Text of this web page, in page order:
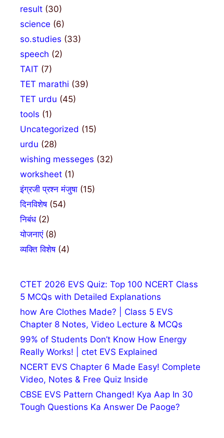
result (30)
science (6)
so.studies (33)
speech (2)
TAIT (7)
TET marathi (39)
TET urdu (45)
tools (1)
Uncategorized (15)
urdu (28)
wishing messeges (32)
worksheet (1)
इंग्रजी प्रश्न मंजुषा (15)
दिनविशेष(54)
निबंध(2)
योजनाएं(8)
व्यक्ति विशेष(4)
CTET 2026 EVS Quiz: Top 100 NCERT Class
5 MCQs with Detailed Explanations
how Are Clothes Made? | Class 5 EVS
Chapter 8 Notes, Video Lecture & MCQs
99% of Students Don’t Know How Energy
Really Works! | ctet EVS Explained
NCERT EVS Chapter 6 Made Easy! Complete
Video, Notes & Free Quiz Inside
CBSE EVS Pattern Changed! Kya Aap In 30
Tough Questions Ka Answer De Paoge?